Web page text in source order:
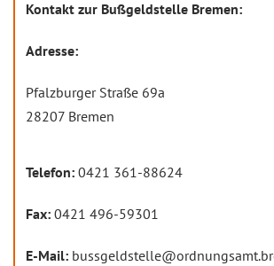
Kontakt zur Bußgeldstelle Bremen:
Adresse:
Pfalzburger Straße 69a
28207 Bremen
Telefon: 0421 361-88624
Fax: 0421 496-59301
E-Mail: